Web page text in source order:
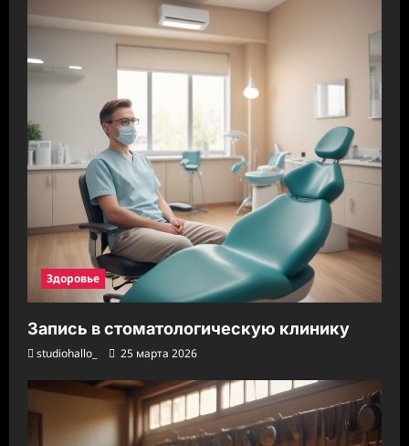
Здоровье
Запись в стоматологическую клинику
studiohallo_ 25 марта 2026